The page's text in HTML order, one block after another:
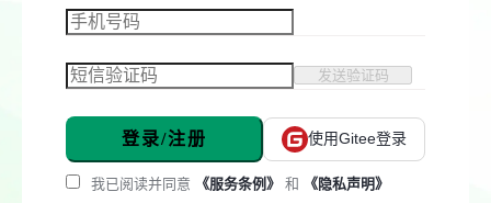
发送验证码
登录/注册 使用Gitee登录
我已阅读并同意 《服务条例》 和 《隐私声明》